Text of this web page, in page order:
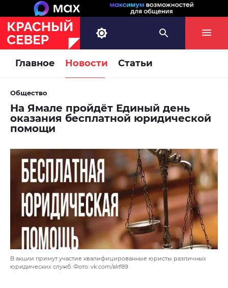
Главное Новости Статьи
Общество
На Ямале пройдёт Единый день
оказания бесплатной юридической
помощи
В акции примут участие квалифицированные юристы различных
юридических служб. Фото: vk.com/alrf89